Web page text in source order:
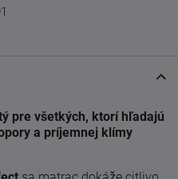
pre všetkých, ktorí hľadajú
a príjemnej klímy